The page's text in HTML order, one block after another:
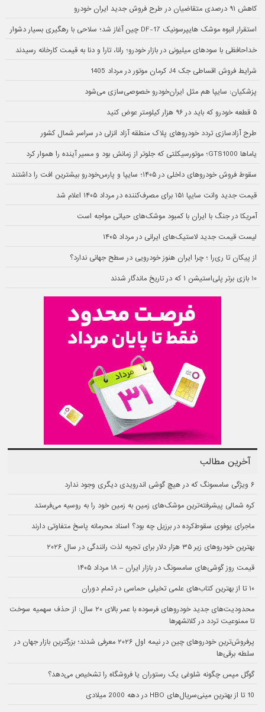
کاهش ۹۱ درصدی متقاضیان در طرح فروش جدید ایران خودرو
استقرار انبوه موشک هایپرسونیک DF-17 چین آغاز شد؛ سلاحی با رهگیری بسیار دشوار
خداحافظی با سودهای میلیونی در بازار خودرو؛ رانا، تارا و دنا به قیمت کارخانه رسیدند
شرایط فروش اقساطی جک J4 کرمان موتور در مرداد 1405
پزشکیان: سایپا هم مثل ایران‌خودرو خصوصی‌سازی می‌شود
۵ قطعه خودرو که باید در ۹۶ هزار کیلومتر عوض کنید
طرح آزادسازی تردد خودروهای پلاک منطقه آزاد انزلی در سراسر شمال کشور
یاماها GTS1000؛ موتورسیکلتی که جلوتر از زمانش بود و مسیر آینده را هموار کرد
سقوط فروش خودروهای داخلی در ۱۴۰۵؛ سایپا و پارس‌خودرو بیشترین افت را داشتند
قیمت جدید وانت سایپا ۱۵۱ برای مصرف‌کننده در مرداد ۱۴۰۵ اعلام شد
آمریکا در جنگ با ایران با کمبود موشک‌های حیاتی مواجه است
لیست قیمت جدید لاستیک‌های ایرانی در مرداد ۱۴۰۵
از پیکان تا ری‌را ؛ چرا ایران هنوز خودرویی در سطح جهانی ندارد؟
۱۰ بازی برتر پلی‌استیشن ۱ که در تاریخ ماندگار شدند
آخرین مطالب
۶ ویژگی سامسونگ که در هیچ گوشی اندرویدی دیگری وجود ندارد
کره شمالی پیشرفته‌ترین موشک‌های زمین به زمین خود را به روسیه می‌فرستد
ماجرای یوفوی سقوط‌کرده در برزیل چه بود؟ اسناد محرمانه پاسخ متفاوتی دارند
بهترین خودروهای زیر ۳۵ هزار دلار برای تجربه لذت رانندگی در سال ۲۰۲۶
قیمت روز گوشی‌های سامسونگ در بازار ایران – ۱۸ مرداد ۱۴۰۵
۱۰ تا از بهترین کتاب‌های علمی تخیلی حماسی در تمام دوران
محدودیت‌های جدید خودروهای فرسوده با عمر بالای ۲۰ سال: از حذف سهمیه سوخت
تا ممنوعیت تردد در کلانشهرها
پرفروش‌ترین خودروهای چین در نیمه اول ۲۰۲۶ معرفی شدند؛ بزرگترین بازار جهان در
سلطه برقی‌ها
گوگل مپس چگونه شلوغی یک رستوران یا فروشگاه را تشخیص می‌دهد؟
10 تا از بهترین مینی‌سریال‌های HBO در دهه 2000 میلادی